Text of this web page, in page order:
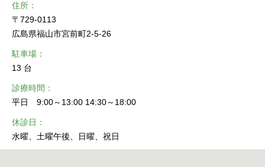
住所
〒729-0113
広島県福山市宮前町2-5-26
駐車場
13 台
診療時間
平日 9:00～13:00 14:30～18:00
休診日
水曜、土曜午後、日曜、祝日